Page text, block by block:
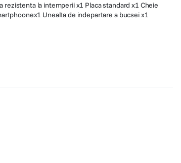
rezistenta la intemperii x1 Placa standard x1 Cheie
Unealta de indepartare a bucsei x1